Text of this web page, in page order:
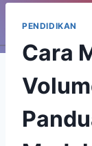
PENDIDIKAN
Cara